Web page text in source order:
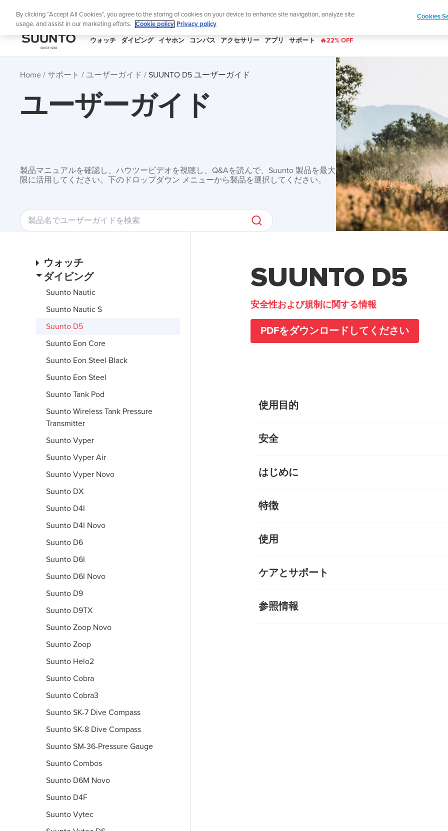
ニュースレターに登録すると、5％オフになります。|返
SUUNTO
ウォッチ ダイビング イヤホン コンパス アクセサリー アプリ サポート 🔥22% OFF
Home サポート ユーザーガイド SUUNTO D5 ユーザーガイド
ユーザーガイド
製品マニュアルを確認し、ハウツービデオを視聴し、Q&Aを読んで、Suunto 製品を最大
限に活用してください。下のドロップダウン メニューから製品を選択してください。
ウォッチ
ダイビング
Suunto Nautic
Suunto Nautic S
Suunto D5
Suunto Eon Core
Suunto Eon Steel Black
Suunto Eon Steel
Suunto Tank Pod
Suunto Wireless Tank Pressure
Transmitter
Suunto Vyper
Suunto Vyper Air
Suunto Vyper Novo
Suunto DX
Suunto D4I
Suunto D4I Novo
Suunto D6
Suunto D6I
Suunto D6I Novo
Suunto D9
Suunto D9TX
Suunto Zoop Novo
Suunto Zoop
Suunto Helo2
Suunto Cobra
Suunto Cobra3
Suunto SK-7 Dive Compass
Suunto SK-8 Dive Compass
Suunto SM-36-Pressure Gauge
Suunto Combos
Suunto D6M Novo
Suunto D4F
Suunto Vytec
SUUNTO D5
安全性および規制に関する情報
PDFをダウンロードしてください
使用目的
安全
はじめに
特徴
使用
ケアとサポート
参照情報
By clicking “Accept All Cookies”, you agree to the storing of cookies on your device to enhance site navigation, analyze site
usage, and assist in our marketing efforts.
Cookie policy Privacy policy
Cookies